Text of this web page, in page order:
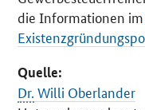
die Informationen im
Quelle:
Dr. Willi Oberlander